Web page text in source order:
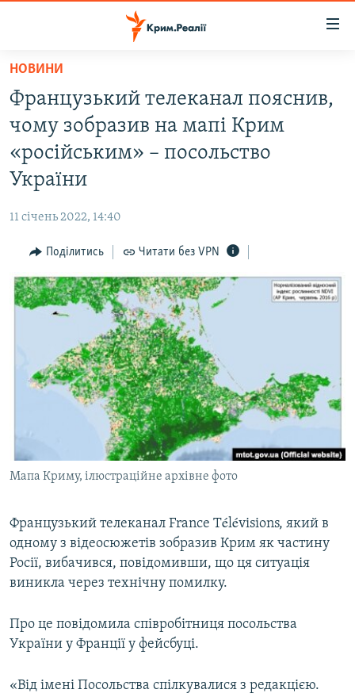
Перейти
основного
матеріалу
Перейти
до
основної
Перейти
пошуку
ВОДА.КРИМ
ВІДЕО ТА ФОТО
ПОЛІТИКА
ІНТЕРВ'Ю
ВСЕ ЗА ДЕНЬ
СПЕЦПРОЕКТИ
ДЕПОРТАЦІЯ
ВІДЕОУРОКИ «ELIFBE»
СВІДЧЕННЯ ОКУПАЦІЇ
УКРАЇНСЬКА ПРОБЛЕМА КРИМУ
ІНФОГРАФІКА
ЯК ОБІЙТИ БЛОКУВАННЯ
Русский
ДОЛУЧАЙСЯ!
Усі сайти RFE/RL
НОВИНИ
Французький телеканал пояснив,
чому зобразив на мапі Крим
«російським» – посольство
України
11 січень 2022, 14:40
Поділитись Читати без VPN
Мапа Криму, ілюстраційне архівне фото
Французький телеканал France Télévisions, який в
одному з відеосюжетів зобразив Крим як частину
Росії, вибачився, повідомивши, що ця ситуація
виникла через технічну помилку.
Про це повідомила співробітниця посольства
України у Франції у фейсбуці.
«Від імені Посольства спілкувалися з редакцією.